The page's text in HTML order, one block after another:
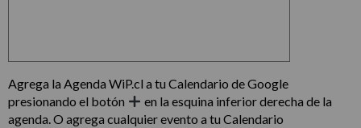
Agrega la Agenda WiP.cl a tu Calendario de Google
presionando el botón
en la esquina inferior derecha de la
agenda. O agrega cualquier evento a tu Calendario